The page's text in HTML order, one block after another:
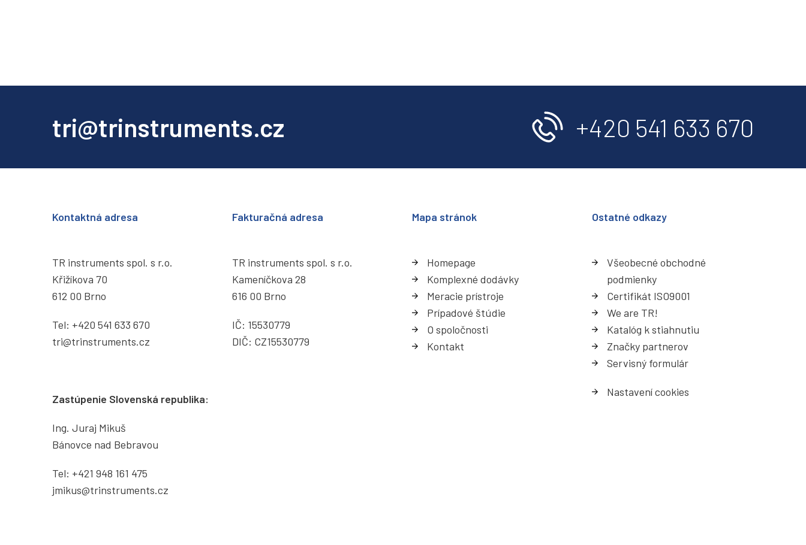
tri@trinstruments.cz +420 541 633 670
Kontaktná adresa
TR instruments spol. s r.o.
Křižíkova 70
612 00 Brno
Tel: +420 541 633 670
tri@trinstruments.cz
Zastúpenie Slovenská republika:
Ing. Juraj Mikuš
Bánovce nad Bebravou
Tel: +421 948 161 475
jmikus@trinstruments.cz
Fakturačná adresa
TR instruments spol. s r.o.
Kameníčkova 28
616 00 Brno
IČ: 15530779
DIČ: CZ15530779
Mapa stránok
Homepage
Komplexné dodávky
Meracie prístroje
Prípadové štúdie
O spoločnosti
Kontakt
Ostatné odkazy
Všeobecné obchodné
podmienky
Certifikát ISO9001
We are TR!
Katalóg k stiahnutiu
Značky partnerov
Servisný formulár
Nastavení cookies